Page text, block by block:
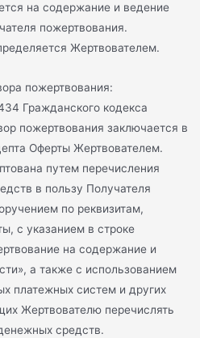
на содержание и ведение
пожертвования.
Жертвователем.
пожертвования:
Гражданского кодекса
пожертвования заключается в
Оферты Жертвователем.
путем перечисления
в пользу Получателя
по реквизитам,
с указанием в строке
на содержание и
а также с использованием
платежных систем и других
Жертвователю перечислять
средств.